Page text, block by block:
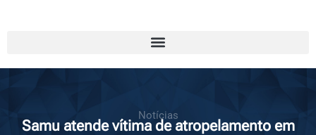
Notícias
Samu atende vítima de atropelamento em